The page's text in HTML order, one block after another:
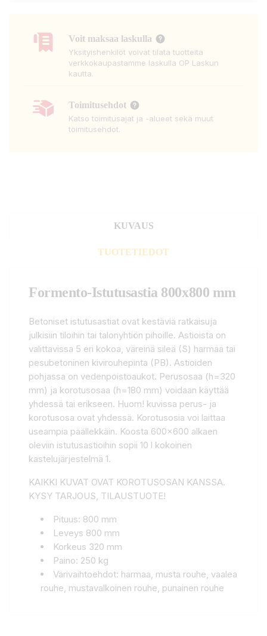
Voit maksaa laskulla
Yksityishenkilöt voivat tilata tuotteita
verkkokaupastamme laskulla OP Laskun
kautta.
Toimitusehdot
Katso toimitusajat ja -alueet sekä muut
toimitusehdot.
KUVAUS
TUOTETIEDOT
Formento-Istutusastia 800x800 mm
Betoniset istutusastiat ovat kestäviä ratkaisuja
julkisiin tiloihin tai talonyhtiön pihoille. Astioista on
valittavissa 5 eri kokoa, väreinä sileä (S) harmaa tai
pesubetoninen kivirouhepinta (PB). Astioiden
pohjassa on vedenpoistoaukot. Perusosaa (h=320
mm) ja korotusosaa (h=180 mm) voidaan käyttää
yhdessä tai erikseen. Huom! kuvissa perus- ja
korotusosa ovat yhdessä. Korotusosia voi laittaa
useampia päällekkäin. Koosta 600x600 alkaen
oleviin istutusastioihin sopii 10 l kokoinen
kastelujärjestelmä 1.
KAIKKI KUVAT OVAT KOROTUSOSAN KANSSA.
KYSY TARJOUS, TILAUSTUOTE!
Pituus: 800 mm
Leveys 800 mm
Korkeus 320 mm
Paino: 250 kg
Värivaihtoehdot: harmaa, musta rouhe, vaalea
rouhe, mustavalkoinen rouhe, punainen rouhe